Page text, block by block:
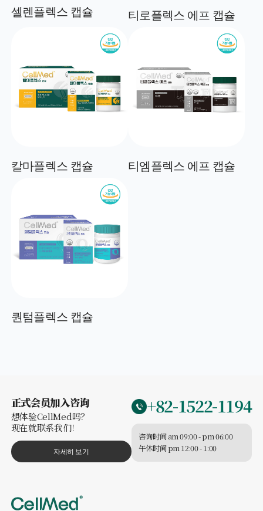
셀렌플렉스 캡슐 티로플렉스 에프 캡슐
칼마플렉스 캡슐 티엠플렉스 에프 캡슐
퀀텀플렉스 캡슐
正式会员加入咨询
想体验CellMed吗？
现在就联系我们！
자세히 보기
+82-1522-1194
咨询时间 am 09:00 - pm 06:00
午休时间 pm 12:00 - 1:00